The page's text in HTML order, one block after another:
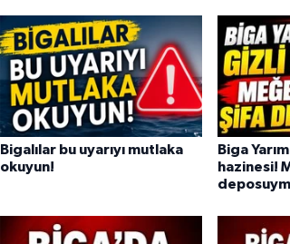
Bigalılar bu uyarıyı mutlaka
okuyun!
Biga
hazinesi!